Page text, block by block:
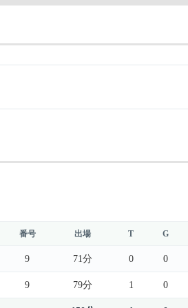
番号 出場 T G
9 71分 0 0
9 79分 1 0